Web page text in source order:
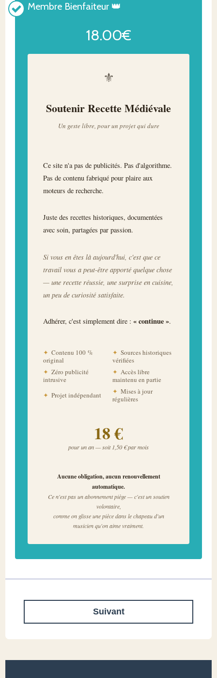
Membre Bienfaiteur 👑
18.00€
⚜
Soutenir Recette Médiévale
Un geste libre, pour un projet qui dure
Ce site n'a pas de publicités. Pas d'algorithme.
Pas de contenu fabriqué pour plaire aux
moteurs de recherche.
Juste des recettes historiques, documentées
avec soin, partagées par passion.
Si vous en êtes là aujourd'hui, c'est que ce
travail vous a peut-être apporté quelque chose
— une recette réussie, une surprise en cuisine,
un peu de curiosité satisfaite.
Adhérer, c'est simplement dire :« continue ».
✦ Contenu 100 %
original
✦ Sources historiques
vérifiées
✦ Zéro publicité
intrusive
✦ Accès libre
maintenu en partie
✦ Projet indépendant ✦ Mises à jour
régulières
18 €
pour un an — soit 1,50 € par mois
Aucune obligation, aucun renouvellement
automatique.
Ce n'est pas un abonnement piège — c'est un soutien
volontaire,
comme on glisse une pièce dans le chapeau d'un
musicien qu'on aime vraiment.
Suivant